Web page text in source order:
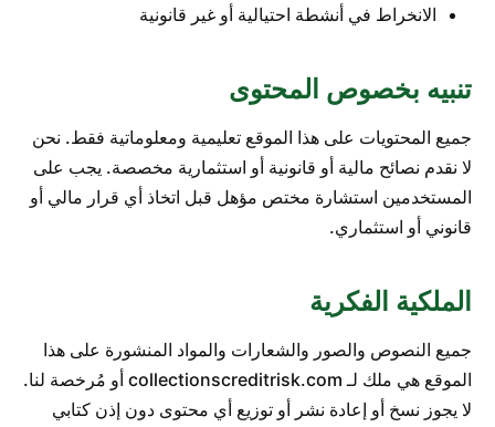
الانخراط في أنشطة احتيالية أو غير قانونية
تنبيه بخصوص المحتوى
جميع المحتويات على هذا الموقع تعليمية ومعلوماتية فقط. نحن
لا نقدم نصائح مالية أو قانونية أو استثمارية مخصصة. يجب على
المستخدمين استشارة مختص مؤهل قبل اتخاذ أي قرار مالي أو
قانوني أو استثماري.
الملكية الفكرية
جميع النصوص والصور والشعارات والمواد المنشورة على هذا
الموقع هي ملك لـ collectionscreditrisk.com أو مُرخصة لنا.
لا يجوز نسخ أو إعادة نشر أو توزيع أي محتوى دون إذن كتابي